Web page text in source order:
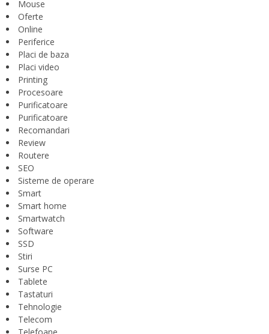
Mouse
Oferte
Online
Periferice
Placi de baza
Placi video
Printing
Procesoare
Purificatoare
Purificatoare
Recomandari
Review
Routere
SEO
Sisteme de operare
Smart
Smart home
Smartwatch
Software
SSD
Stiri
Surse PC
Tablete
Tastaturi
Tehnologie
Telecom